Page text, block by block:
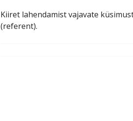
Kiiret lahendamist vajavate
(referent).